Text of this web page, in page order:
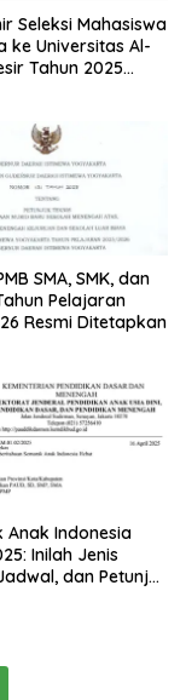
Seleksi Mahasiswa
ke Universitas Al-
Tahun 2025
SMA, SMK, dan
Pelajaran
Resmi Ditetapkan
Anak Indonesia
Inilah Jenis
dan Petunjuk